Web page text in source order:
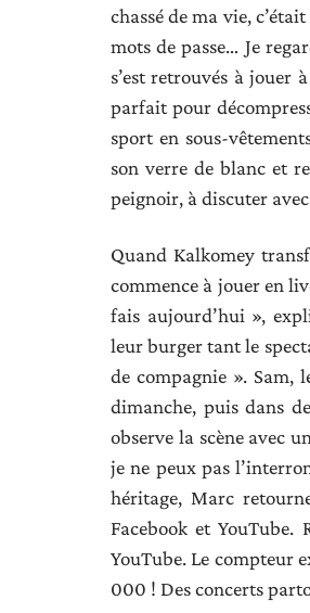
chassé de ma vie,
mots de passe… Je
s’est retrouvés à jouer
parfait pour
sport en sous-
son verre de blanc et
peignoir, à discuter
Quand Kalkomey
commence à jouer en
fais aujourd’hui »,
leur burger tant le
de compagnie ». Sam,
dimanche, puis dans
observe la scène avec
je ne peux pas
héritage, Marc
Facebook et
YouTube. Le compteur
000 ! Des concerts